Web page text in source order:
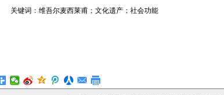
关键词：维吾尔麦西莱甫；文化遗产；社会功能